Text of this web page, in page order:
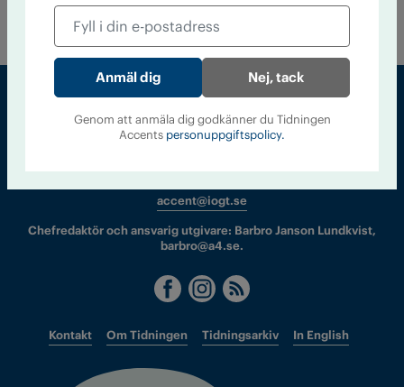
Sveriges största tidning om droger och nykterhet
Tidningen Accent, A4, Bondegatan 21, 116 33 Stockholm
accent@iogt.se
Chefredaktör och ansvarig utgivare: Barbro Janson Lundkvist,
barbro@a4.se.
Kontakt Om Tidningen Tidningsarkiv In English
Nej, tack
Genom att anmäla dig godkänner du Tidningen
Accents personuppgiftspolicy.